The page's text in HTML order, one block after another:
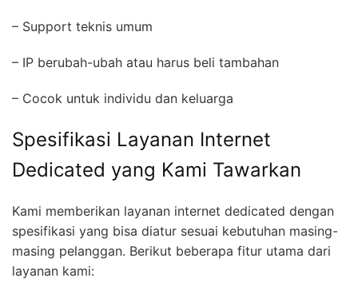
– Support teknis umum
– IP berubah-ubah atau harus beli tambahan
– Cocok untuk individu dan keluarga
Spesifikasi Layanan Internet
Dedicated yang Kami Tawarkan
Kami memberikan layanan internet dedicated dengan
spesifikasi yang bisa diatur sesuai kebutuhan masing-
masing pelanggan. Berikut beberapa fitur utama dari
layanan kami: